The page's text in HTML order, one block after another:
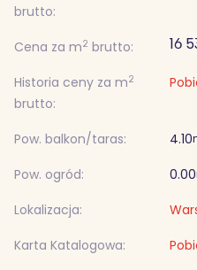
brutto:
Cena za m2 brutto: 16
Historia ceny za m2
brutto:
Pow. balkon/taras: 4.10
Pow. ogród: 0.00
Lokalizacja:
Karta Katalogowa: